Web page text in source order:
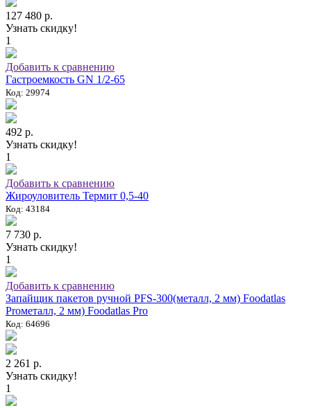
127 480 р.
Узнать скидку!
1
Добавить к сравнению
Гастроемкость GN 1/2-65
Код: 29974
492 р.
Узнать скидку!
1
Добавить к сравнению
Жироуловитель Термит 0,5-40
Код: 43184
7 730 р.
Узнать скидку!
1
Добавить к сравнению
Запайщик пакетов ручной PFS-300(металл, 2 мм) Foodatlas
Proметалл, 2 мм) Foodatlas Pro
Код: 64696
2 261 р.
Узнать скидку!
1